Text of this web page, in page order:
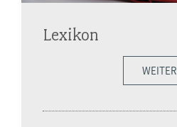
Lexikon
WEITER